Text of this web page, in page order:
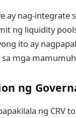
ay nag-integrate
ng liquidity
ito ay
mga
ng
ng CRV